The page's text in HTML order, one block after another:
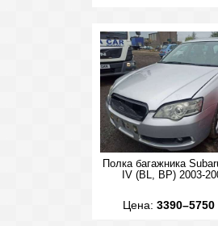
Полка багажника
IV (BL, BP) 2003-
Цена: 3390–5750